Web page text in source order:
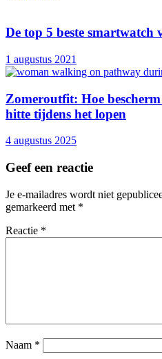
De top 5 beste smartwatch
1 augustus 2021
Zomeroutfit: Hoe
hitte tijdens het lopen
4 augustus 2025
Geef een reactie
Je e-mailadres wordt niet
gemarkeerd met *
Reactie *
Naam *